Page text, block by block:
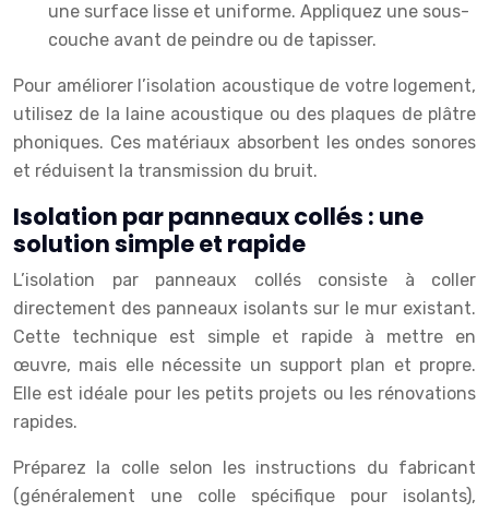
une surface lisse et uniforme. Appliquez une sous-
couche avant de peindre ou de tapisser.
Pour améliorer l’isolation acoustique de votre logement,
utilisez de la laine acoustique ou des plaques de plâtre
phoniques. Ces matériaux absorbent les ondes sonores
et réduisent la transmission du bruit.
Isolation par panneaux collés : une
solution simple et rapide
L’isolation par panneaux collés consiste à coller
directement des panneaux isolants sur le mur existant.
Cette technique est simple et rapide à mettre en
œuvre, mais elle nécessite un support plan et propre.
Elle est idéale pour les petits projets ou les rénovations
rapides.
Préparez la colle selon les instructions du fabricant
(généralement une colle spécifique pour isolants),